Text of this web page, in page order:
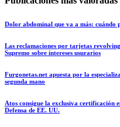
Dolor abdominal que va a más: cuándo
Las reclamaciones por tarjetas
Supremo sobre intereses usurarios
Furgonetas.net apuesta por la
segunda mano
Atos consigue la exclusiva certificación
Defensa de EE. UU.